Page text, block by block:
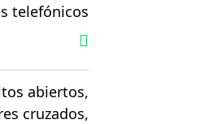
telefónicos
abiertos,
cruzados,